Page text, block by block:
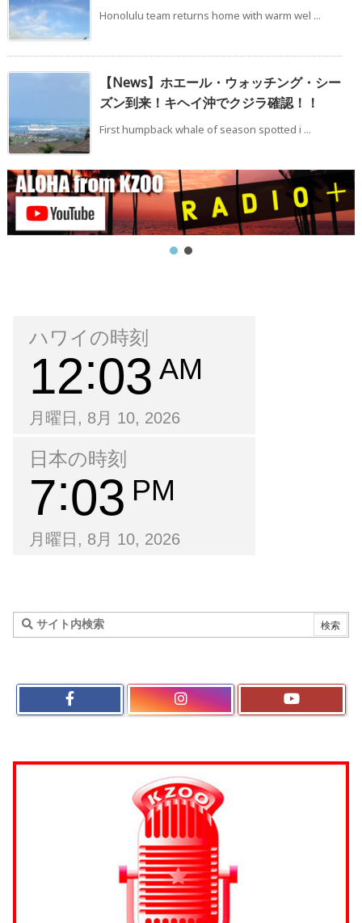
Honolulu team returns home with warm wel ...
【News】ホエール・ウォッチング・シー
ズン到来！キヘイ沖でクジラ確認！！
First humpback whale of season spotted i ...
ハワイの時刻
12 03 AM
月曜日, 8月 10, 2026
日本の時刻
7 03 PM
月曜日, 8月 10, 2026